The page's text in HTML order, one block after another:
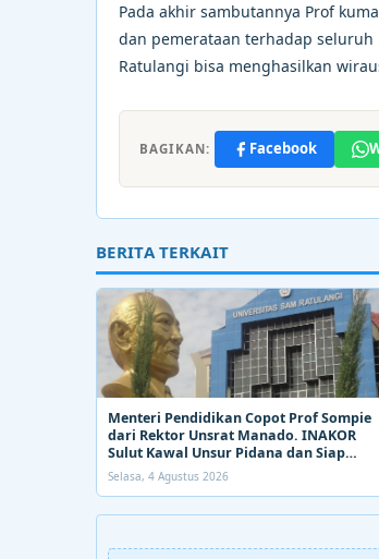
Pada akhir sambutannya Prof
dan pemerataan terhadap seluruh
Ratulangi bisa menghasilkan
BAGIKAN: Facebook
BERITA TERKAIT
Menteri Pendidikan Copot Prof Sompie
dari Rektor Unsrat Manado. INAKOR
Sulut Kawal Unsur Pidana dan Siap
Bongkar Aroma Busuk di Suksesi Rektor
Selasa, 4 Agustus 2026